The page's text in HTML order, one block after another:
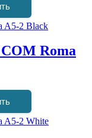
Roma